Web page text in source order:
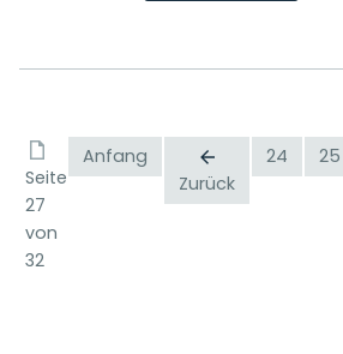
Seite
27
von
32
Anfang
Zurück
24 25